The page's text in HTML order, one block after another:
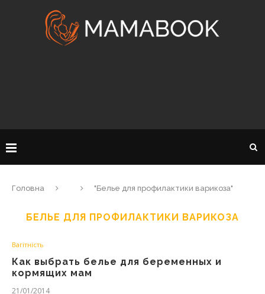
Головна "Белье для профилактики варикоза"
БЕЛЬЕ ДЛЯ ПРОФИЛАКТИКИ ВАРИКОЗА
Вагітність
Как выбрать белье для беременных и
кормящих мам
21/01/2014